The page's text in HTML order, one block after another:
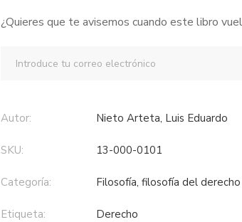
¿Quieres que te avisemos cuando este libro
Autor: Nieto Arteta, Luis Eduardo
SKU: 13-000-0101
Categoría: filosofía, filosofía del derecho
Etiqueta: derecho